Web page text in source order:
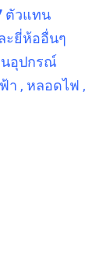
ตัวแทน
ะยี่ห้ออื่นๆ
นอุปกรณ์
า , หลอดไฟ ,